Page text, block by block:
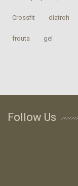
Crossfit ‎diatrofi‬
‎frouta gel
Follow Us